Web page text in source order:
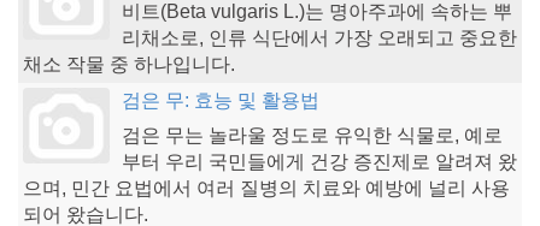
비트(Beta vulgaris L.)는 명아주과에 속하는 뿌
리채소로, 인류 식단에서 가장 오래되고 중요한
채소 작물 중 하나입니다.
검은 무: 효능 및 활용법
검은 무는 놀라울 정도로 유익한 식물로, 예로
부터 우리 국민들에게 건강 증진제로 알려져 왔
으며, 민간 요법에서 여러 질병의 치료와 예방에 널리 사용
되어 왔습니다.